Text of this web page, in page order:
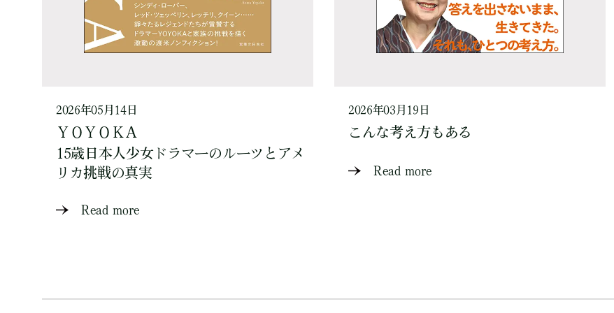
2026年05月14日
ＹＯＹＯＫＡ
15歳日本人少女ドラマーのルーツとアメ
リカ挑戦の真実
Read more
2026年03月19日
こんな考え方もある
Read more